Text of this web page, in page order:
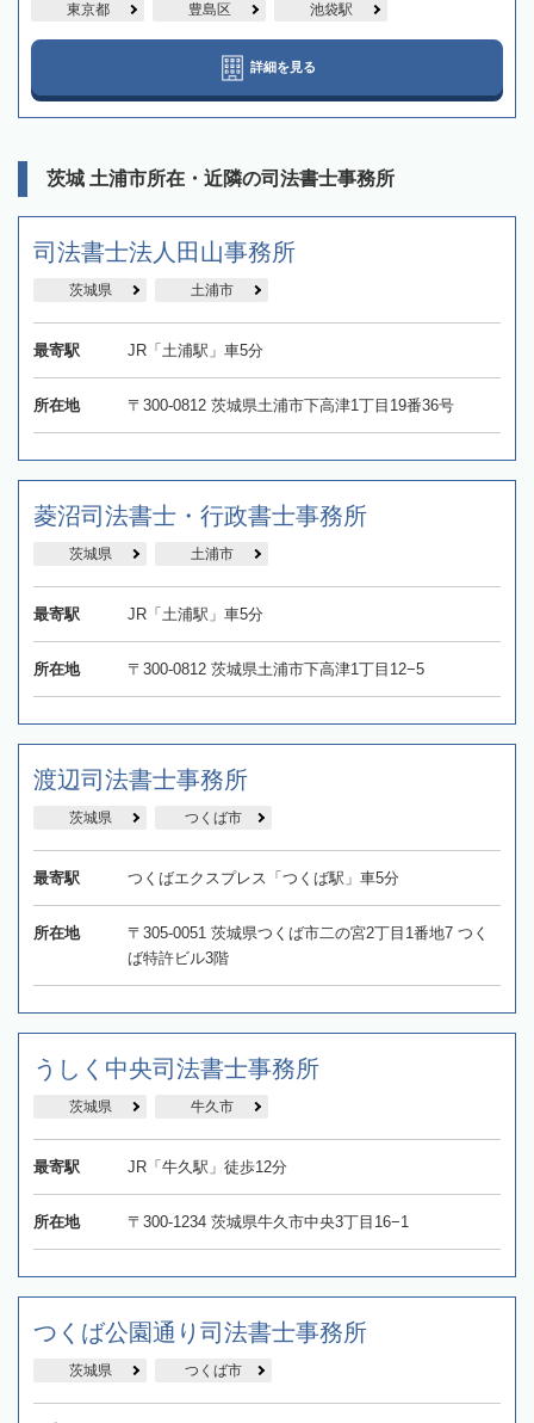
東京都 豊島区 池袋駅
詳細を見る
茨城 土浦市所在・近隣の司法書士事務所
司法書士法人田山事務所
茨城県 土浦市
最寄駅 JR「土浦駅」車5分
所在地 〒300-0812 茨城県土浦市下高津1丁目19番36号
菱沼司法書士・行政書士事務所
茨城県 土浦市
最寄駅 JR「土浦駅」車5分
所在地 〒300-0812 茨城県土浦市下高津1丁目12−5
渡辺司法書士事務所
茨城県 つくば市
最寄駅 つくばエクスプレス「つくば駅」車5分
所在地
〒305-0051 茨城県つくば市二の宮2丁目1番地7 つく
ば特許ビル3階
うしく中央司法書士事務所
茨城県 牛久市
最寄駅 JR「牛久駅」徒歩12分
所在地 〒300-1234 茨城県牛久市中央3丁目16−1
つくば公園通り司法書士事務所
茨城県 つくば市